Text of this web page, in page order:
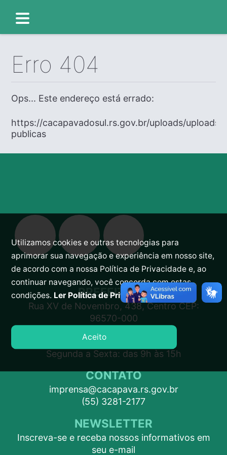
Erro 404
Ops... Este endereço está errado:
https://cacapavadosul.rs.gov.br/uploads/
publicas
PREFEITURA
Rua XV de Novembro, 438, Centro CEP:
96570-000
ATENDIMENTO
Segunda a Sexta: das 9h às 15h
CONTATO
imprensa@cacapava.rs.gov.br
(55) 3281-2177
NEWSLETTER
Inscreva-se e receba nossos informativos em
seu e-mail
Utilizamos cookies e outras tecnologias para
aprimorar sua navegação e experiência em nosso site,
de acordo com a nossa Política de Privacidade e, ao
continuar navegando, você concorda com estas
condições. Ler Política de Privacidade.
Aceito